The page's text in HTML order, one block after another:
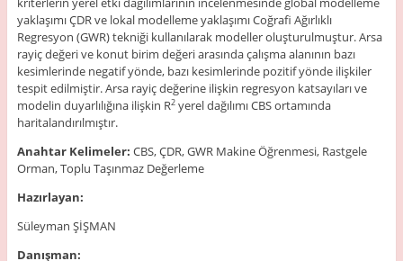
yaklaşımı ÇDR ve lokal modelleme yaklaşımı Coğrafi Ağırlıklı
Regresyon (GWR) tekniği kullanılarak modeller oluşturulmuştur. Arsa
rayiç değeri ve konut birim değeri arasında çalışma alanının bazı
kesimlerinde negatif yönde, bazı kesimlerinde pozitif yönde ilişkiler
tespit edilmiştir. Arsa rayiç değerine ilişkin regresyon katsayıları ve
modelin duyarlılığına ilişkin R2yerel dağılımı CBS ortamında
haritalandırılmıştır.
Anahtar Kelimeler: CBS, ÇDR, GWR Makine Öğrenmesi, Rastgele
Orman, Toplu Taşınmaz Değerleme
Hazırlayan:
Süleyman ŞİŞMAN
Danışman: